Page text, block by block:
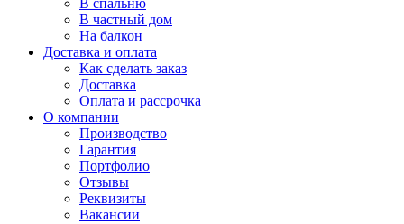
В спальню
В частный дом
На балкон
Доставка и оплата
Как сделать заказ
Доставка
Оплата и рассрочка
О компании
Производство
Гарантия
Портфолио
Отзывы
Реквизиты
Вакансии